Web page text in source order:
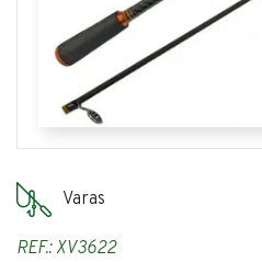
Varas
REF.: XV3622